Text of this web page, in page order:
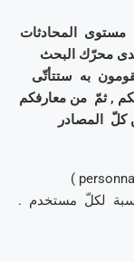
مستوى المحادثات
محرّك البحث
به ستتأتّى
, ثمّ من معارفكم
كلّ المصادر
هاته النّتائج ستكون كذلك مشخصنة ( personnalisées )